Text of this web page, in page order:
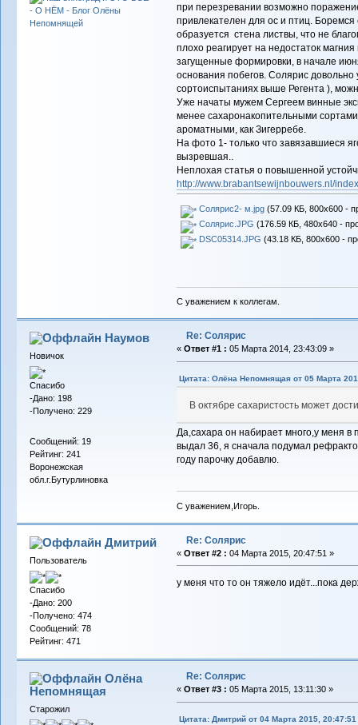
при перезревании возможно
привлекателен для ос и птиц.
образуется стена листвы, что не
плохо реагирует на недостаток
загущенные формировки, в начале
основания побегов. Солярис довольно
сортоиспытаниях выше Регента ),
Уже начаты мужем Сергеем винные
менее сахаронакопительными
ароматными, как Зигерребе.
На фото 1- только что завязавшиеся
вызревшая..
Неплохая статья о повышенной
http://www.brabantsewijnbouwers.nl/
Солярис2- м.jpg(57.09 КБ, 800x600 -
Солярис.JPG (176.59 КБ, 480x640 -
DSC05314.JPG (43.18 КБ, 800x600 -
С уважением к коллегам.
Наумов
Новичок
Спасибо
-Дано: 198
-Получено: 229
Сообщений: 19
Рейтинг: 241
Воронежская
обл.г.Бутурлиновка
Re: Солярис
« Ответ #1 : 05 Марта 2014, 23:43:09 »
Цитата: Олёна Непомнящая от 05 Марта
В октябре сахаристость может
Да,сахара он набирает много,у меня в
выдал 36, я сначала подумал
году парочку добавлю.
С уважением,Игорь.
Дмитрий
Пользователь
Спасибо
-Дано: 200
-Получено: 474
Сообщений: 78
Рейтинг: 471
Re: Солярис
« Ответ #2 : 04 Марта 2015, 20:47:51 »
у меня что то он тяжело идёт...пока
Олёна
Непомнящая
Старожил
Re: Солярис
« Ответ #3 : 05 Марта 2015, 13:11:30 »
Цитата: Дмитрий от 04 Марта 2015, 20:47:51